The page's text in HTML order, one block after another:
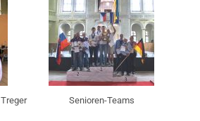
Senioren-Teams